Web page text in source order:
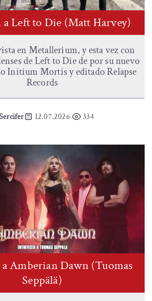
a Left to Die (Matt Harvey)
en Metallerium, y esta vez con
de Left to Die de por su nuevo
Initium Mortis y editado Relapse
Records
12.07.2026 334
Amberian Dawn (Tuomas
Seppälä)